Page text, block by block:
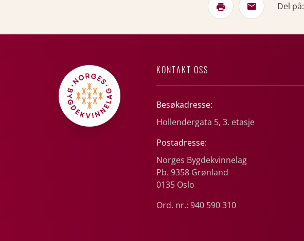
Del på:
KONTAKT OSS
Besøkadresse:
Hollendergata 5, 3. etasje
Postadresse:
Norges Bygdekvinnelag
Pb. 9358 Grønland
0135 Oslo
Ord. nr.: 940 590 310